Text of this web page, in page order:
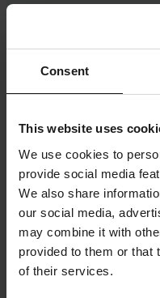
Consent
This website uses
We use cookies to
provide social media
We also share
our social media,
may combine it with
provided to them or that
of their services.